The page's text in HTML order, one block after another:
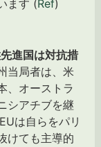
ます (Ref)
進国は対抗措
当局者は、米
、オーストラ
シアチブを継
は自らをパリ
けても主導的